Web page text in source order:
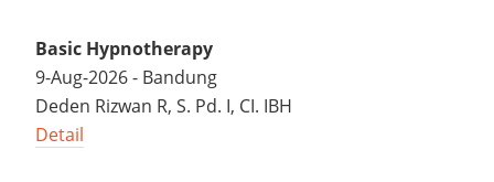
Basic Hypnotherapy
9-Aug-2026 - Bandung
Deden Rizwan R, S. Pd. I, CI. IBH
Detail